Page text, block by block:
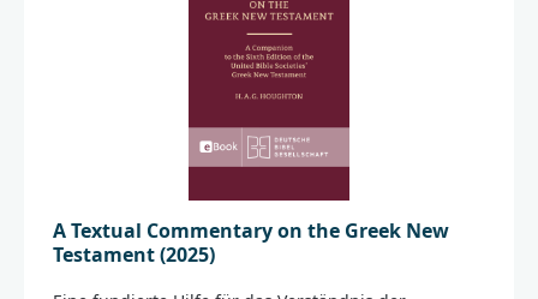
A Textual Commentary on the Greek New
Testament (2025)